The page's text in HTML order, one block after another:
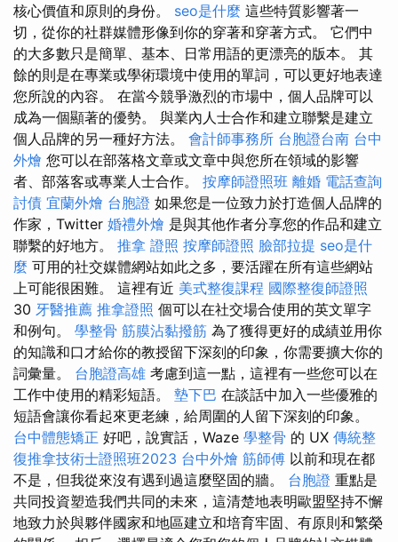
核心價值和原則的身份。 seo是什麼 這些特質影響著一
切，從你的社群媒體形像到你的穿著和穿著方式。 它們中
的大多數只是簡單、基本、日常用語的更漂亮的版本。 其
餘的則是在專業或學術環境中使用的單詞，可以更好地表達
您所說的內容。 在當今競爭激烈的市場中，個人品牌可以
成為一個顯著的優勢。 與業內人士合作和建立聯繫是建立
個人品牌的另一種好方法。 會計師事務所 台胞證台南 台中
外燴 您可以在部落格文章或文章中與您所在領域的影響
者、部落客或專業人士合作。 按摩師證照班 離婚 電話查詢
討債 宜蘭外燴 台胞證 如果您是一位致力於打造個人品牌的
作家，Twitter 婚禮外燴 是與其他作者分享您的作品和建立
聯繫的好地方。 推拿 證照 按摩師證照 臉部拉提 seo是什
麼 可用的社交媒體網站如此之多，要活躍在所有這些網站
上可能很困難。 這裡有近 美式整復課程 國際整復師證照
30 牙醫推薦 推拿證照 個可以在社交場合使用的英文單字
和例句。 學整骨 筋膜沾黏撥筋 為了獲得更好的成績並用你
的知識和口才給你的教授留下深刻的印象，你需要擴大你的
詞​​彙量。 台胞證高雄 考慮到這一點，這裡有一些您可以在
工作中使用的精彩短語。 墊下巴 在談話中加入一些優雅的
短語會讓你看起來更老練，給周圍的人留下深刻的印象。
台中體態矯正 好吧，說實話，Waze 學整骨 的 UX 傳統整
復推拿技術士證照班2023 台中外燴 筋師傅 以前和現在都
不是，但我從來沒有遇到過這麼堅固的牆。 台胞證 重點是
共同投資塑造我們共同的未來，這清楚地表明歐盟堅持不懈
地致力於與夥伴國家和地區建立和培育牢固、有原則和繁榮